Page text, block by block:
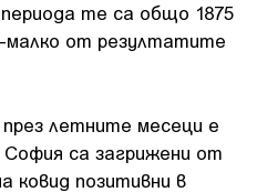
те са общо 1875
малко от резултатите
летните месеци е
са загрижени от
ковид позитивни в